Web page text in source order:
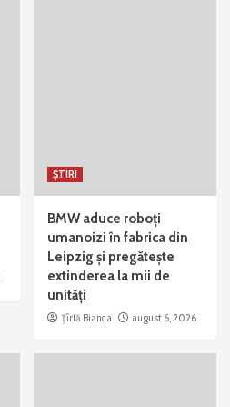
ȘTIRI
BMW aduce roboți
umanoizi în fabrica din
Leipzig și pregătește
extinderea la mii de
unități
Țîrlă Bianca august 6, 2026